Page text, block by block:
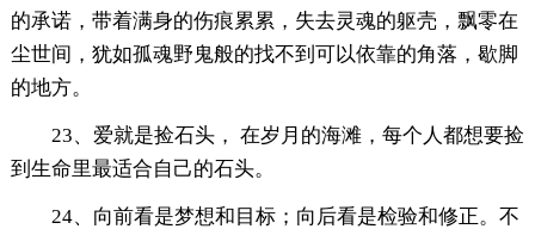
的承诺，带着满身的伤痕累累，失去灵魂的躯壳，飘零在
尘世间，犹如孤魂野鬼般的找不到可以依靠的角落，歇脚
的地方。
23、爱就是捡石头， 在岁月的海滩，每个人都想要捡
到生命里最适合自己的石头。
24、向前看是梦想和目标；向后看是检验和修正。不